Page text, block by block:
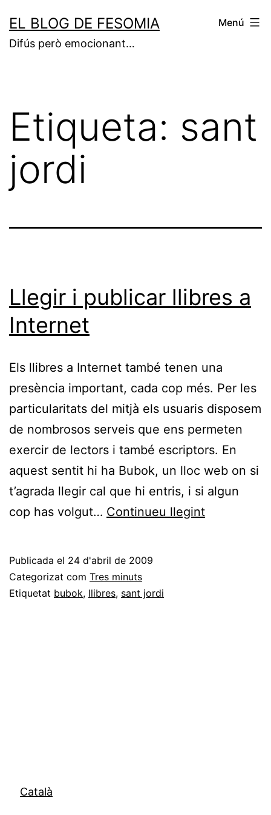
contingut
EL BLOG DE FESOMIA
Difús però emocionant…
Menú
Etiqueta: sant
jordi
Llegir i publicar llibres a
Internet
Els llibres a Internet també tenen una
presència important, cada cop més. Per les
particularitats del mitjà els usuaris disposem
de nombrosos serveis que ens permeten
exercir de lectors i també escriptors. En
aquest sentit hi ha Bubok, un lloc web on si
t’agrada llegir cal que hi entris, i si algun
cop has volgut… Continueu llegintLlegir
Publicada el 24 d'abril de 2009
Categorizat com Tres minuts
Etiquetat bubok, llibres, sant jordi
Català